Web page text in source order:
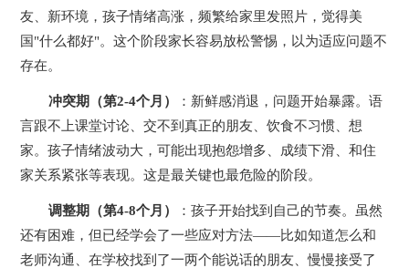
友、新环境，孩子情绪高涨，频繁给家里发照片，觉得美
国"什么都好"。这个阶段家长容易放松警惕，以为适应问题不
存在。
冲突期（第2-4个月）
：新鲜感消退，问题开始暴露。语
言跟不上课堂讨论、交不到真正的朋友、饮食不习惯、想
家。孩子情绪波动大，可能出现抱怨增多、成绩下滑、和住
家关系紧张等表现。这是最关键也最危险的阶段。
调整期（第4-8个月）
：孩子开始找到自己的节奏。虽然
还有困难，但已经学会了一些应对方法——比如知道怎么和
老师沟通、在学校找到了一两个能说话的朋友、慢慢接受了